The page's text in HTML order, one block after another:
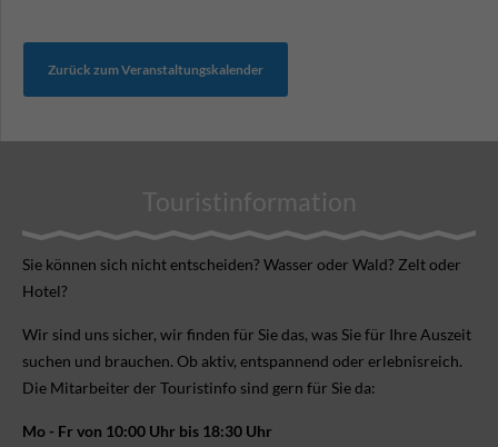
Zurück zum Veranstaltungskalender
Touristinformation
Sie können sich nicht ent­scheiden? Wasser oder Wald? Zelt oder
Hotel?
Wir sind uns sicher, wir finden für Sie das, was Sie für Ihre Aus­zeit
suchen und brauchen. Ob aktiv, ent­spannend oder erlebnis­reich.
Die Mitarbeiter der Touristinfo sind gern für Sie da:
Mo - Fr von 10:00 Uhr bis 18:30 Uhr